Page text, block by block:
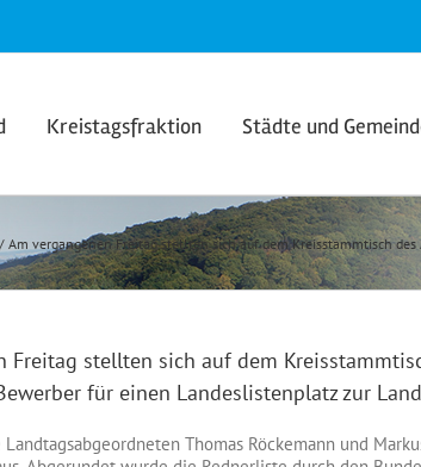
Kreistagsfraktion Städte und
Am vergangenen Freitag stellten sich auf dem Kreisstammtisch
Freitag stellten sich auf dem
für einen Landeslistenplatz zur
Thomas Röckemann und